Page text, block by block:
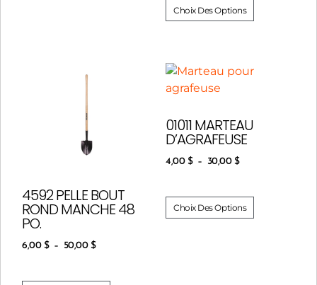
Choix Des Options
4592 PELLE BOUT
ROND MANCHE 48
PO.
6,00 $ – 50,00 $
01011 MARTEAU
D’AGRAFEUSE
4,00 $ – 30,00 $
Choix Des Options